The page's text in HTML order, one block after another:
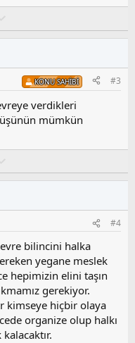
l
s
u
z
o
y
KONU SAHIBI #3
verdikleri
mümkün
l
s
u
z
o
y
l
a
#4
bilincini halka
yegane meslek
hepimizin elini taşın
gerekiyor.
kimseye hiçbir olaya
organize olup halkı